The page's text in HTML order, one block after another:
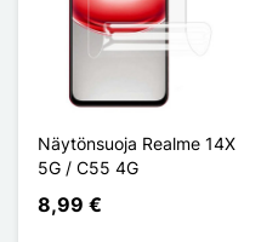
Näytönsuoja Realme 14X
5G / C55 4G
8,99 €